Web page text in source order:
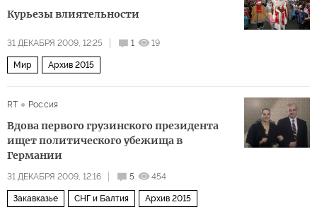
Курьезы влиятельности
31 ДЕКАБРЯ 2009, 12:25 1 19
Мир Архив 2015
RT Россия
Вдова первого грузинского президента
ищет политического убежища в
Германии
31 ДЕКАБРЯ 2009, 12:16 5 454
Закавказье СНГ и Балтия Архив 2015